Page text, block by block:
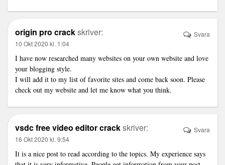
origin pro crackskriver:
10 Okt 2020 kl. 1:04
I have now researched many websites on your own website and love
your blogging style.
I will add it to my list of favorite sites and come back soon. Please
check out my website and let me know what you think.
Svara
vsdc free video editor crackskriver:
16 Okt 2020 kl. 9:54
It is a nice post to read according to the topics. My experience says
Svara